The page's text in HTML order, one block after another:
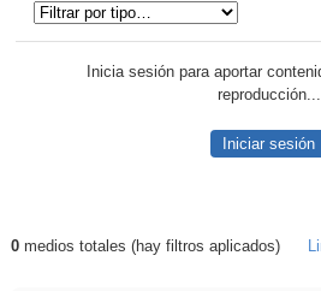
Inicia sesión para aportar
reproducción...
Iniciar sesión
Resultados de: song
0medios totales (hay filtros aplicados)